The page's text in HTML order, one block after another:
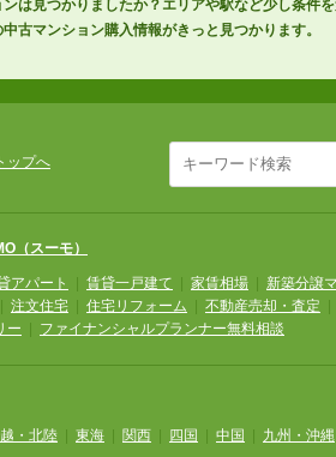
は見つかりましたか？エリアや駅など少し条件
古マンション購入情報がきっと見つかります。
ップへ
（スーモ）
アパート 賃貸一戸建て 家賃相場
新築分譲
注文住宅 住宅リフォーム 不動産売却・査定
ー ファイナンシャルプランナー無料相談
・北陸 東海 関西 四国 中国 九州・沖縄